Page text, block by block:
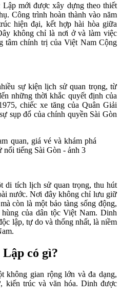
mới được xây dựng theo thiết
Công trình hoàn thành vào năm
hiện đại, kết hợp hài hòa giữa
không chỉ là nơi ở và làm việc
tâm chính trị của Việt Nam Cộng
sự kiện lịch sử quan trọng, từ
những thời khắc quyết định của
chiếc xe tăng của Quân Giải
sụp đổ của chính quyền Sài Gòn
di tích lịch sử quan trọng, thu hút
nước. Nơi đây không chỉ lưu giữ
còn là một bảo tàng sống động,
của dân tộc Việt Nam. Dinh
lập, tự do và thống nhất, là niềm
có gì?
gian rộng lớn và đa dạng,
kiến trúc và văn hóa. Dinh được